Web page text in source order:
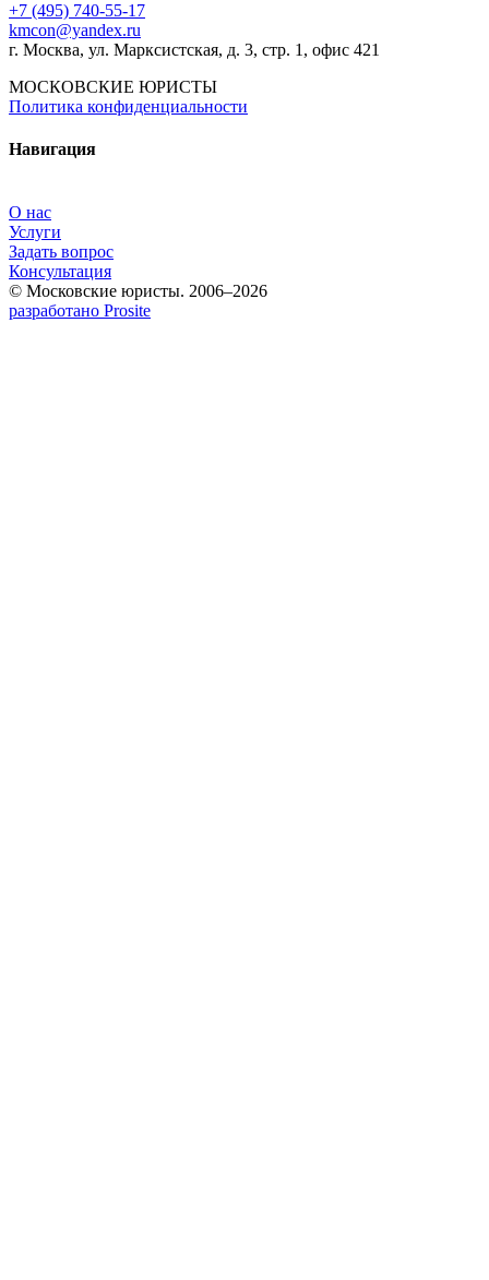
+7 (495) 740‑55‑17
kmcon@yandex.ru
г. Москва, ул. Марксистская, д. 3, стр. 1, офис 421
МОСКОВСКИЕ ЮРИСТЫ
Политика конфиденциальности
Навигация
О нас
Услуги
Задать вопрос
Консультация
© Московские юристы. 2006–2026
разработано Prosite